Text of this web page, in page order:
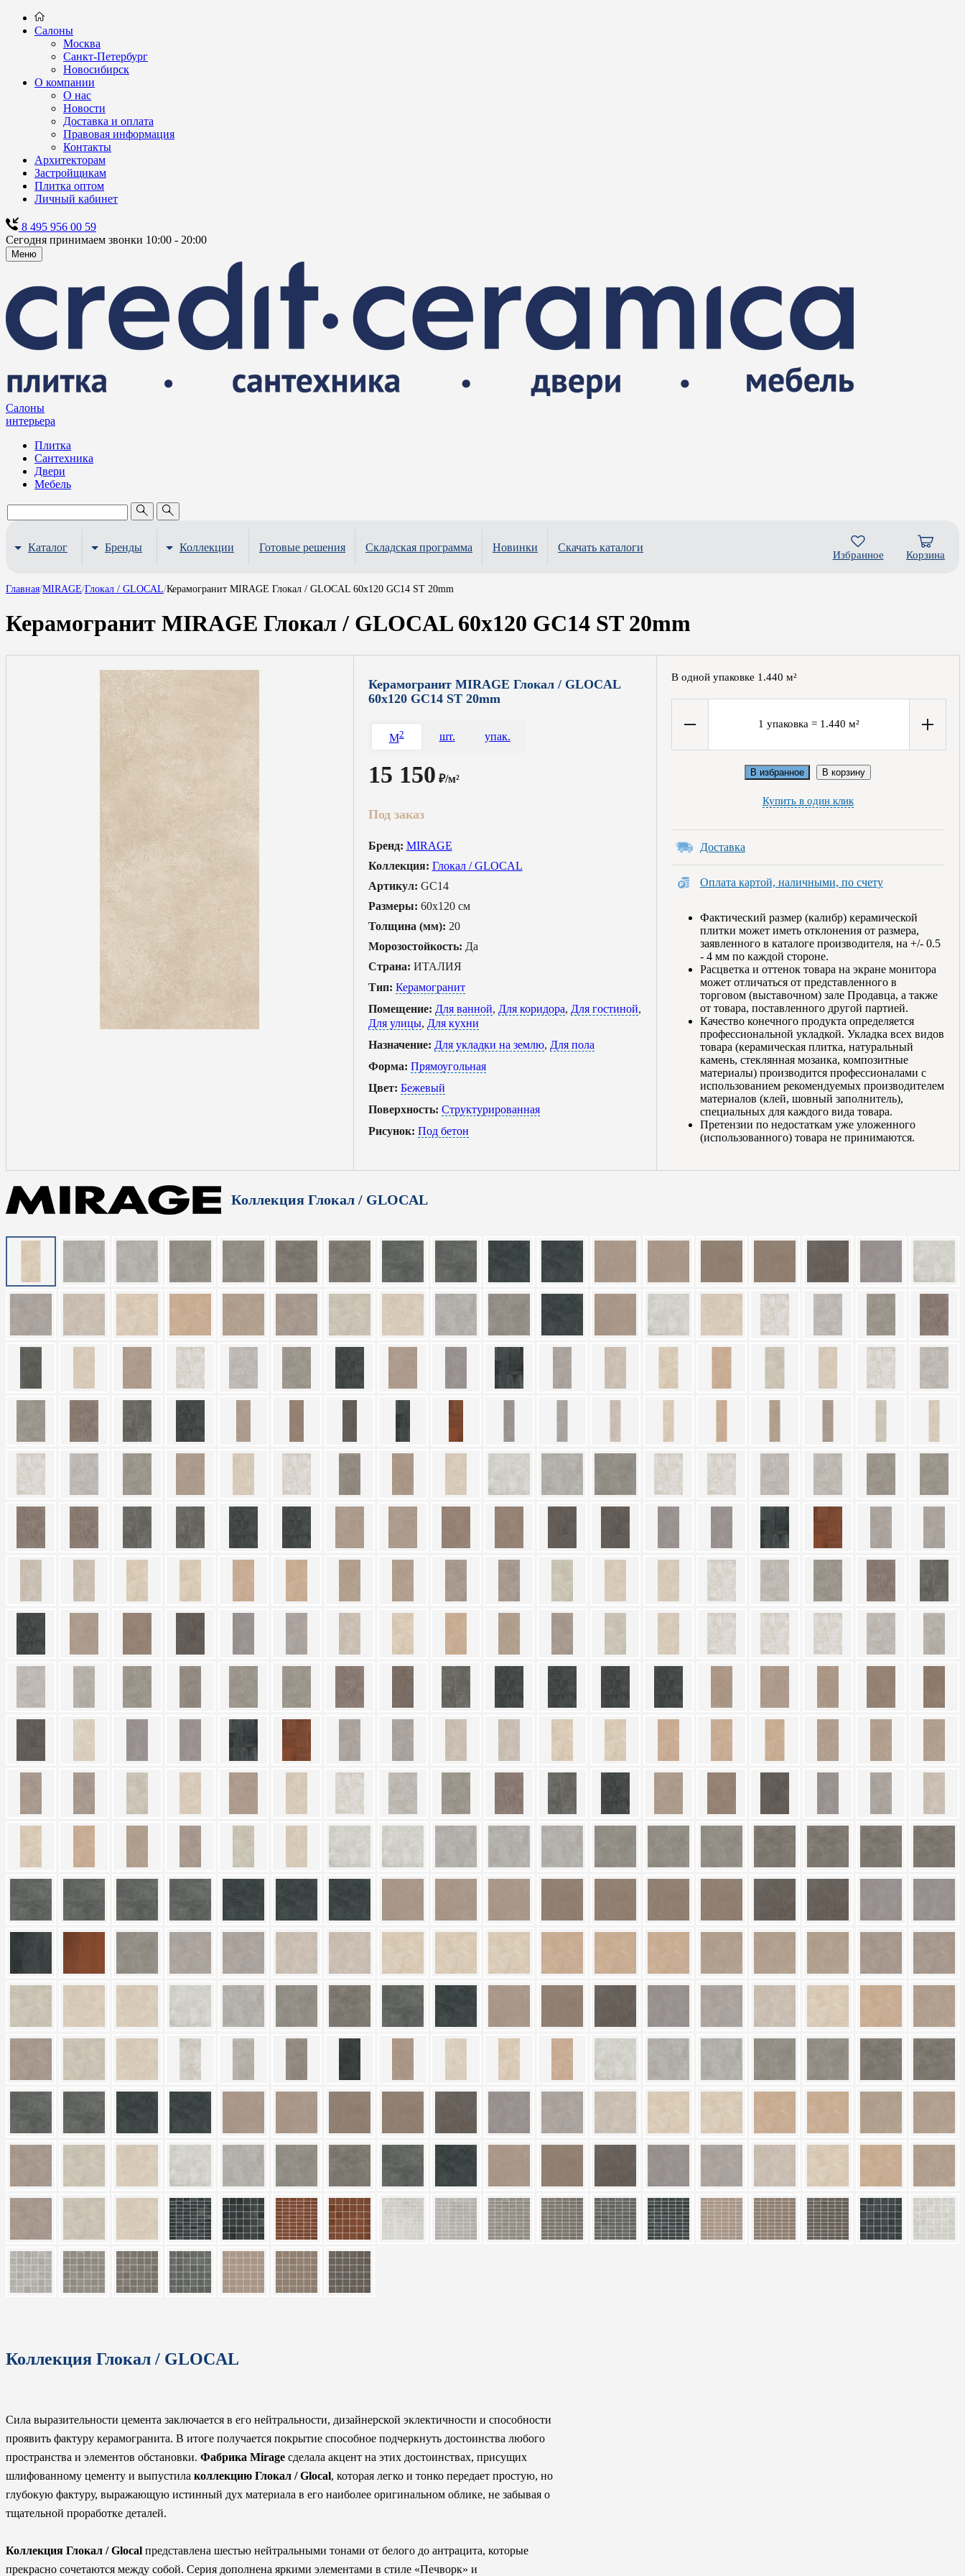
Салоны
Москва
Санкт-Петербург
Новосибирск
О компании
О нас
Новости
Доставка и оплата
Правовая информация
Контакты
Архитекторам
Застройщикам
Плитка оптом
Личный кабинет
8 495 956 00 59
Сегодня принимаем звонки 10:00 - 20:00
Меню
Салоны
интерьера
Плитка
Сантехника
Двери
Мебель
Каталог Бренды Коллекции Готовые решения Складская программа Новинки Скачать каталоги
Избранное Корзина
Главная/MIRAGE/Глокал / GLOCAL/Керамогранит MIRAGE Глокал / GLOCAL 60x120 GC14 ST 20mm
Керамогранит MIRAGE Глокал / GLOCAL 60x120 GC14 ST 20mm
Керамогранит MIRAGE Глокал / GLOCAL
60x120 GC14 ST 20mm
M2 шт. упак.
15 150 ₽/м²
Под заказ
Бренд: MIRAGE
Коллекция: Глокал / GLOCAL
Артикул: GC14
Размеры: 60x120 см
Толщина (мм): 20
Морозостойкость: Да
Страна: ИТАЛИЯ
Тип: Керамогранит
Помещение: Для ванной, Для коридора, Для гостиной,
Для улицы, Для кухни
Назначение: Для укладки на землю, Для пола
Форма: Прямоугольная
Цвет: Бежевый
Поверхность: Структурированная
Рисунок: Под бетон
В одной упаковке 1.440 м²
1 упаковка = 1.440 м²
В избранное В корзину
Купить в один клик
Доставка
Оплата картой, наличными, по счету
Фактический размер (калибр) керамической
плитки может иметь отклонения от размера,
заявленного в каталоге производителя, на +/- 0.5
- 4 мм по каждой стороне.
Расцветка и оттенок товара на экране монитора
может отличаться от представленного в
торговом (выставочном) зале Продавца, а также
от товара, поставленного другой партией.
Качество конечного продукта определяется
профессиональной укладкой. Укладка всех видов
товара (керамическая плитка, натуральный
камень, стеклянная мозаика, композитные
материалы) производится профессионалами с
использованием рекомендуемых производителем
материалов (клей, шовный заполнитель),
специальных для каждого вида товара.
Претензии по недостаткам уже уложенного
(использованного) товара не принимаются.
Коллекция Глокал / GLOCAL
Коллекция Глокал / GLOCAL
Сила выразительности цемента заключается в его нейтральности, дизайнерской эклектичности и способности
проявить фактуру керамогранита. В итоге получается покрытие способное подчеркнуть достоинства любого
пространства и элементов обстановки. Фабрика Mirage сделала акцент на этих достоинствах, присущих
шлифованному цементу и выпустила коллекцию Глокал / Glocal, которая легко и тонко передает простую, но
глубокую фактуру, выражающую истинный дух материала в его наиболее оригинальном облике, не забывая о
тщательной проработке деталей.
Коллекция Глокал / Glocal представлена шестью нейтральными тонами от белого до антрацита, которые
прекрасно сочетаются между собой. Серия дополнена яркими элементами в стиле «Печворк» и